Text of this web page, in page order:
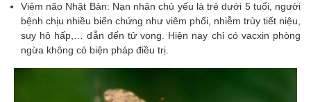
Viêm não Nhật Bản: Nạn nhân chủ yếu là trẻ dưới 5 tuổi, người
bệnh chịu nhiều biến chứng như viêm phổi, nhiễm trùy tiết niệu,
suy hô hấp,… dẫn đến tử vong. Hiện nay chỉ có vacxin phòng
ngừa không có biện pháp điều trị.